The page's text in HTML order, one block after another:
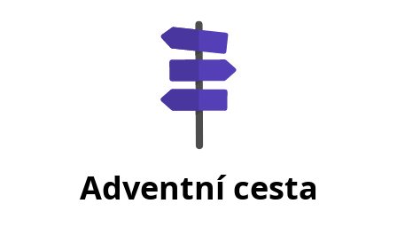
Adventní cesta